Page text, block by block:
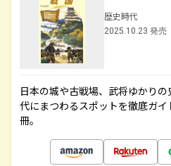
歴史時代
2025.10.23 発売
日本の城や古戦場、武将ゆかり
代にまつわるスポットを徹底ガ
冊。